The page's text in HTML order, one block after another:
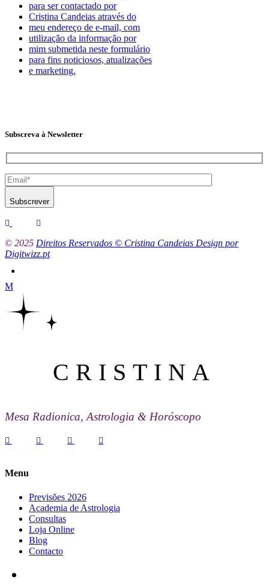
para ser contactado por
Cristina Candeias através do
meu endereço de e-mail, com
utilização da informação por
mim submetida neste formulário
para fins noticiosos, atualizações
e marketing.
Subscreva à Newsletter
Subscrever
© 2025 Direitos Reservados © Cristina Candeias Design por
Digitwizz.pt
CRISTINA
Mesa Radionica, Astrologia & Horóscopo
Menu
Previsões 2026
Academia de Astrologia
Consultas
Loja Online
Blog
Contacto